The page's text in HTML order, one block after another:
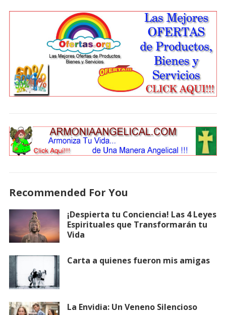
Recommended For You
¡Despierta tu Conciencia! Las 4 Leyes
Espirituales que Transformarán tu
Vida
Carta a quienes fueron mis amigas
La Envidia: Un Veneno Silencioso